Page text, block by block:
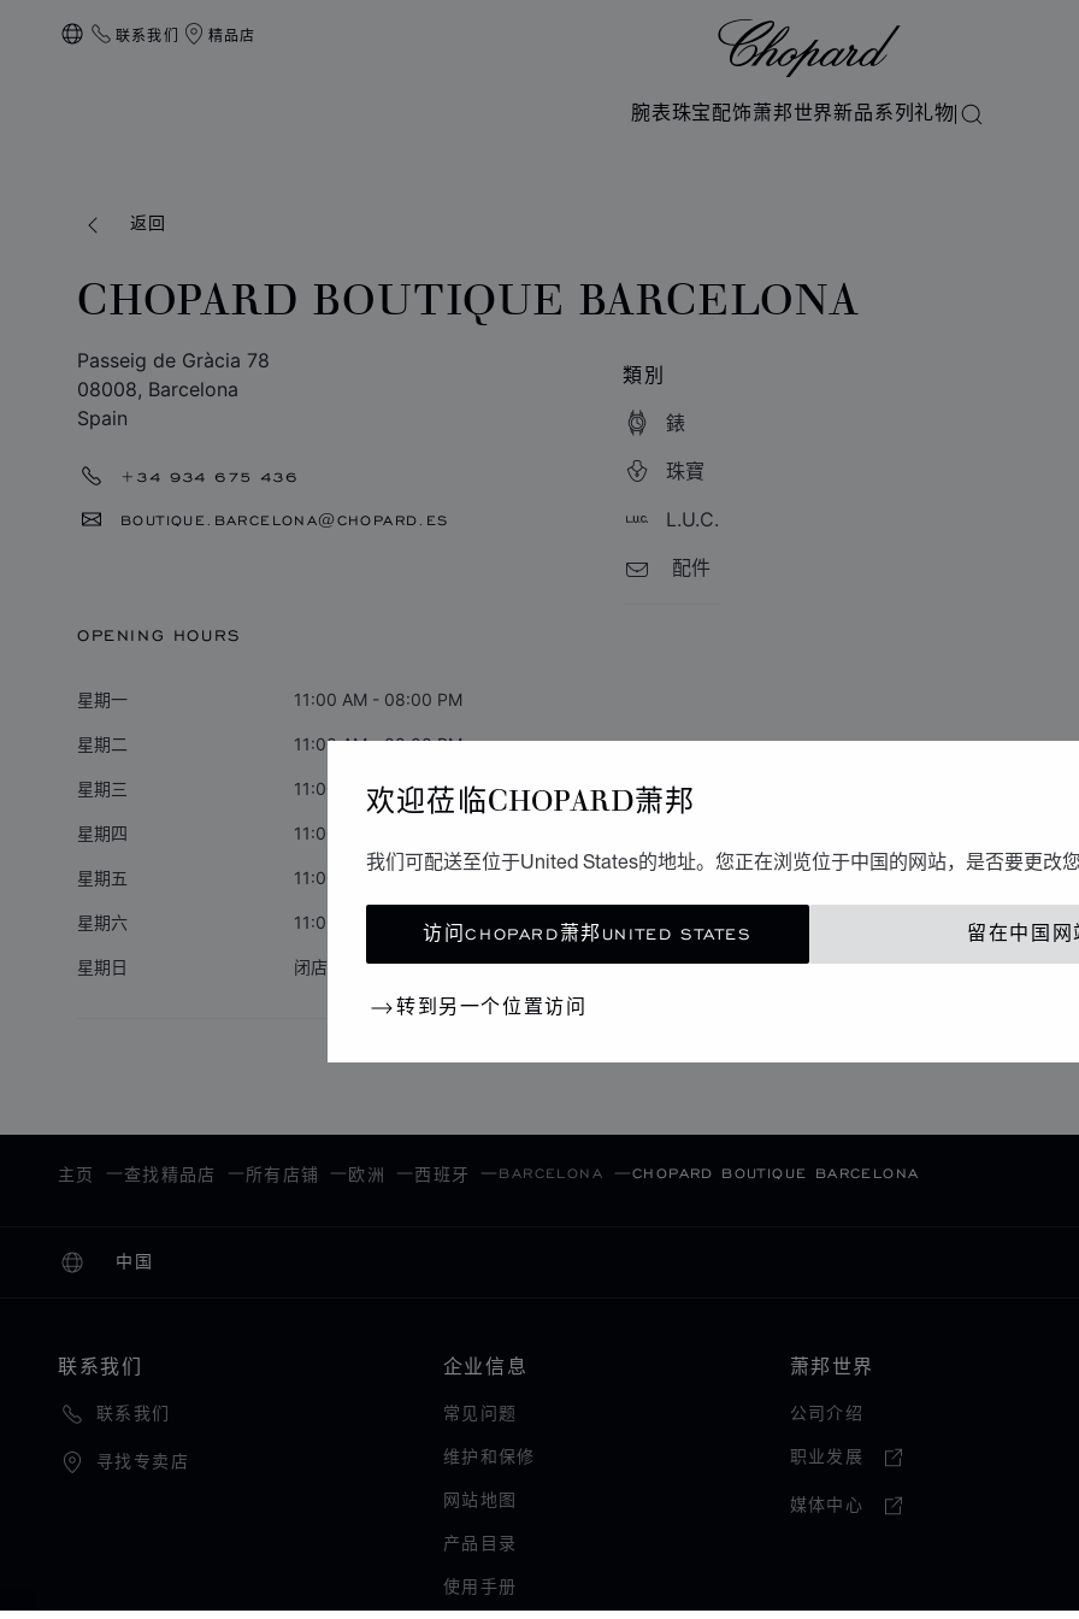
欢迎莅临CHOPARD萧邦
我们可配送至位于United States的地址。您正在浏览位于中国的网站，是否要更改您
访问CHOPARD萧邦UNITED STATES 留在中国网
转到另一个位置访问
本地化（更改国家/地区）
联系我们 精品店
腕表珠宝配饰萧邦世界新品系列礼物搜索
返回
CHOPARD BOUTIQUE BARCELONA
Passeig de Gràcia 78
08008, Barcelona
Spain
+34 934 675 436
BOUTIQUE.BARCELONA@CHOPARD.ES
類別
錶
珠寶
L.U.C.
配件
OPENING HOURS
星期一 11:00 AM - 08:00 PM
星期二 11:00 AM - 08:00 PM
星期三 11:00 AM - 08:00 PM
星期四 11:00 AM - 08:00 PM
星期五 11:00 AM - 08:00 PM
星期六 11:00 AM - 08:00 PM
星期日 闭店
主页 查找精品店 所有店铺 欧洲 西班牙 BARCELONA CHOPARD BOUTIQUE BARCELONA
中国
本地化（更改国家/地区）
更改国家/地区
联系我们
联系我们
寻找专卖店
企业信息
常见问题
维护和保修
网站地图
产品目录
使用手册
萧邦世界
公司介绍
职业发展
媒体中心